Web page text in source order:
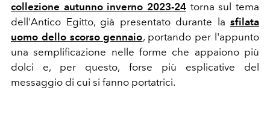
collezione autunno inverno 2023-24 torna sul tema
dell'Antico Egitto, già presentato durante la sfilata
uomo dello scorso gennaio, portando per l'appunto
una semplificazione nelle forme che appaiono più
dolci e, per questo, forse più esplicative del
messaggio di cui si fanno portatrici.